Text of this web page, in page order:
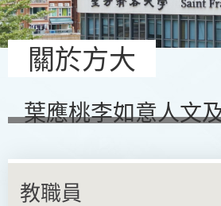
關於方大
葉應桃李如意人文
教職員